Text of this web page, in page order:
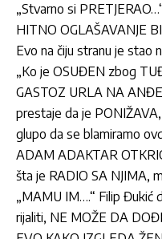
„Stvarno si
HITNO OGLAŠAVANJE
Evo na čiju stranu je stao
„Ko je OSUĐEN zbog
GASTOZ URLA NA
prestaje da je
glupo da se blamiramo
ADAM ADAKTAR
šta je RADIO SA NJIMA,
„MAMU IM….“ Filip Đukić
rijaliti, NE MOŽE DA